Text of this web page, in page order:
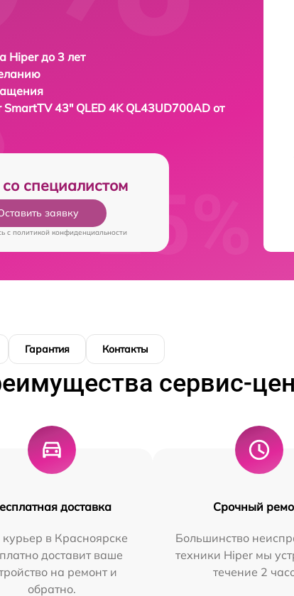
Hiper до 3 лет
SmartTV 43" QLED 4K QL43UD700AD от
специалистом
заявку
c политикой конфиденциальности
Гарантия Контакты
сервис-
доставка
в Красноярске
доставит ваше
на ремонт и
обратно.
Срочный
Большинство
техники Hiper мы
течение 2